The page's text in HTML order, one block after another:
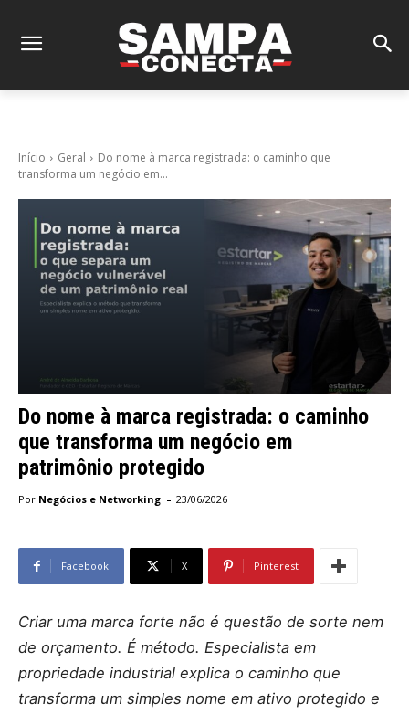
Início Geral
Do nome à marca registrada: o caminho que
transforma um negócio em...
Do nome à marca registrada: o caminho
que transforma um negócio em
patrimônio protegido
Por Negócios e Networking - 23/06/2026
Facebook X Pinterest
Criar uma marca forte não é questão de sorte nem
de orçamento. É método. Especialista em
propriedade industrial explica o caminho que
transforma um simples nome em ativo protegido e